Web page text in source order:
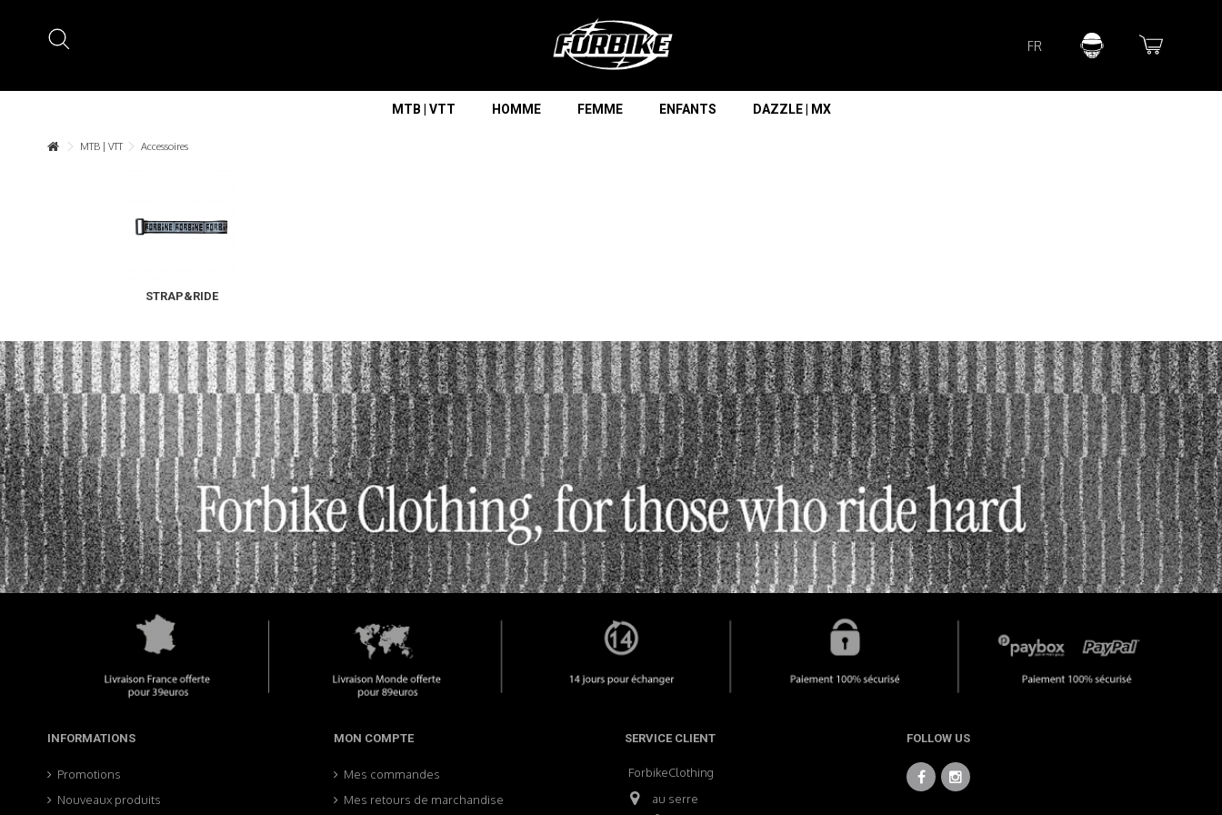
Lorem ipsum dolor sit amet
Lorem ipsum dolor sit amet, consectetur adipisicing elit, sed do
eiusmod tempor incididunt ut labore et dolore magna aliqua. Ut
Lorem ipsum dolor sit amet, consectetur adipisicing elit, sed do
FR
MTB | VTT HOMME FEMME ENFANTS DAZZLE | MX
MTB | VTT Accessoires
STRAP&RIDE
INFORMATIONS
Promotions
Nouveaux produits
MON COMPTE
Mes commandes
Mes retours de marchandise
SERVICE CLIENT
ForbikeClothing
au serre
FOLLOW US